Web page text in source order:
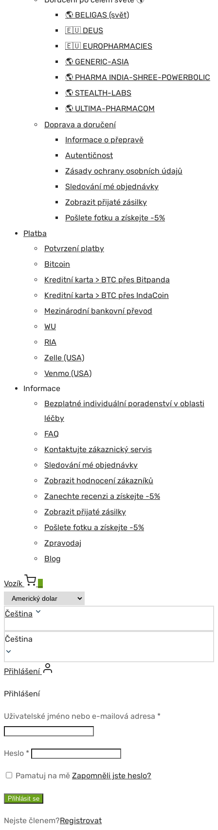
🌎 BELIGAS (svět)
🇪🇺 DEUS
🇪🇺 EUROPHARMACIES
🌎 GENERIC-ASIA
🌎 PHARMA INDIA-SHREE-POWERBOLIC
🌎 STEALTH-LABS
🌎 ULTIMA-PHARMACOM
Doprava a doručení
Informace o přepravě
Autentičnost
Zásady ochrany osobních údajů
Sledování mé objednávky
Zobrazit přijaté zásilky
Pošlete fotku a získejte -5%
Platba
Potvrzení platby
Bitcoin
Kreditní karta > BTC přes Bitpanda
Kreditní karta > BTC přes IndaCoin
Mezinárodní bankovní převod
WU
RIA
Zelle (USA)
Venmo (USA)
Informace
Bezplatné individuální poradenství v oblasti
léčby
FAQ
Kontaktujte zákaznický servis
Sledování mé objednávky
Zobrazit hodnocení zákazníků
Zanechte recenzi a získejte -5%
Zobrazit přijaté zásilky
Pošlete fotku a získejte -5%
Zpravodaj
Blog
Vozík
Čeština
Čeština
Přihlášení
Přihlášení
Uživatelské jméno nebo e-mailová adresa *Povinné
Heslo *Povinné
Pamatuj na mě Zapomněli jste heslo?
Přihlásit se
Nejste členem?Registrovat